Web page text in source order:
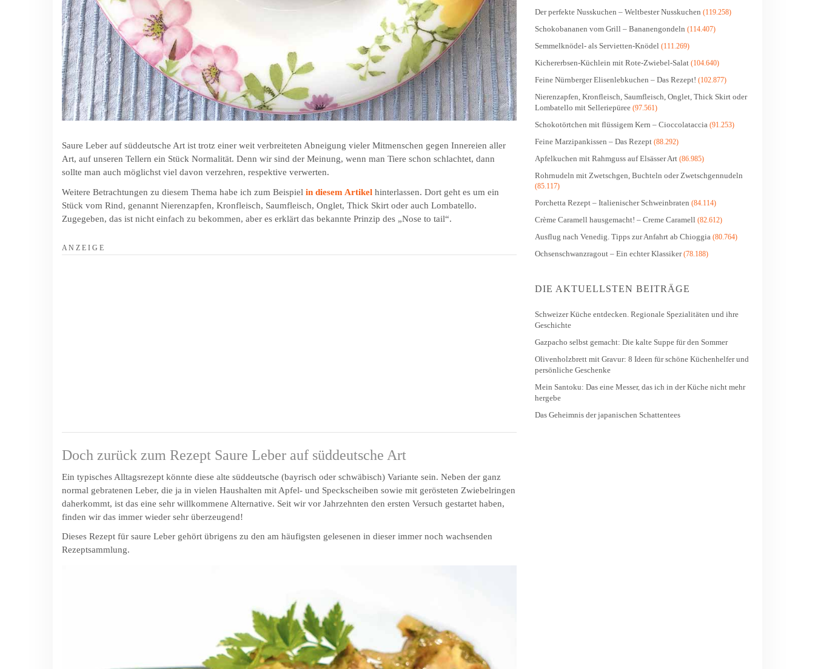
Saure Leber auf süddeutsche Art ist trotz einer weit verbreiteten Abneigung vieler Mitmenschen gegen Innereien aller
Art, auf unseren Tellern ein Stück Normalität. Denn wir sind der Meinung, wenn man Tiere schon schlachtet, dann
sollte man auch möglichst viel davon verzehren, respektive verwerten.
Weitere Betrachtungen zu diesem Thema habe ich zum Beispiel in diesem Artikel hinterlassen. Dort geht es um ein
Stück vom Rind, genannt Nierenzapfen, Kronfleisch, Saumfleisch, Onglet, Thick Skirt oder auch Lombatello.
Zugegeben, das ist nicht einfach zu bekommen, aber es erklärt das bekannte Prinzip des „Nose to tail“.
A N Z E I G E
Doch zurück zum Rezept Saure Leber auf süddeutsche Art
Ein typisches Alltagsrezept könnte diese alte süddeutsche (bayrisch oder schwäbisch) Variante sein. Neben der ganz
normal gebratenen Leber, die ja in vielen Haushalten mit Apfel- und Speckscheiben sowie mit gerösteten Zwiebel­ringen
daher­kommt, ist das eine sehr will­kommene Alternative. Seit wir vor Jahrzehnten den ersten Versuch gestartet haben,
finden wir das immer wieder sehr überzeugend!
Dieses Rezept für saure Leber gehört übrigens zu den am häufigsten gelesenen in dieser immer noch wachsenden
Rezeptsammlung.
Der perfekte Nusskuchen – Weltbester Nusskuchen (119.258)
Schokobananen vom Grill – Bananengondeln (114.407)
Semmelknödel- als Servietten-Knödel (111.269)
Kichererbsen-Küchlein mit Rote-Zwiebel-Salat (104.640)
Feine Nürnberger Elisenlebkuchen – Das Rezept! (102.877)
Nierenzapfen, Kronfleisch, Saumfleisch, Onglet, Thick Skirt oder
Lombatello mit Selleriepüree (97.561)
Schokotörtchen mit flüssigem Kern – Cioccolataccia (91.253)
Feine Marzipankissen – Das Rezept (88.292)
Apfelkuchen mit Rahmguss auf Elsässer Art (86.985)
Rohrnudeln mit Zwetschgen, Buchteln oder Zwetschgennudeln
(85.117)
Porchetta Rezept – Italienischer Schweinbraten (84.114)
Crème Caramell hausgemacht! – Creme Caramell (82.612)
Ausflug nach Venedig. Tipps zur Anfahrt ab Chioggia (80.764)
Ochsenschwanzragout – Ein echter Klassiker(78.188)
DIE AKTUELLSTEN BEITRÄGE
Schweizer Küche entdecken. Regionale Spezialitäten und ihre
Geschichte
Gazpacho selbst gemacht: Die kalte Suppe für den Sommer
Olivenholzbrett mit Gravur: 8 Ideen für schöne Küchenhelfer und
persönliche Geschenke
Mein Santoku: Das eine Messer, das ich in der Küche nicht mehr
hergebe
Das Geheimnis der japanischen Schattentees